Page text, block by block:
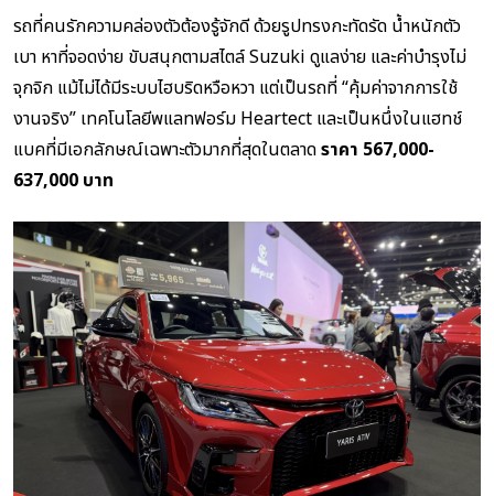
รถที่คนรักความคล่องตัวต้องรู้จักดี ด้วยรูปทรงกะทัดรัด น้ำหนักตัว
เบา หาที่จอดง่าย ขับสนุกตามสไตล์ Suzuki ดูแลง่าย และค่าบำรุงไม่
จุกจิก แม้ไม่ได้มีระบบไฮบริดหวือหวา แต่เป็นรถที่ “คุ้มค่าจากการใช้
งานจริง” เทคโนโลยีพแลทฟอร์ม Heartect และเป็นหนึ่งในแฮทช์
แบคที่มีเอกลักษณ์เฉพาะตัวมากที่สุดในตลาดราคา 567,000-
637,000 บาท